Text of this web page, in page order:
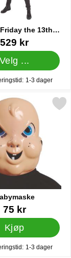
the 13th
Kostyme
38843
529 kr
Velg ...
På lager
1-3 dager
38924
75 kr
Kjøp
På lager
1-3 dager
Merk babymaske